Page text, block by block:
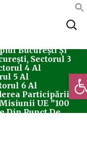
5
Acordului
București Și
Sectorul 3
4 Al
5 Al
6 Al
Participării
UE ”100
Din Punct De